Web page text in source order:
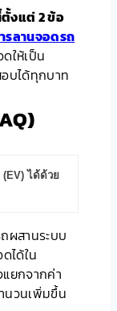
งแต่ 2 ข้อ
รลานจอดรถ
ให้เป็น
บได้ทุกบาท
ได้ด้วย
ผสานระบบ
ได้ใน
ยกจากค่า
นวนเพิ่มขึ้น